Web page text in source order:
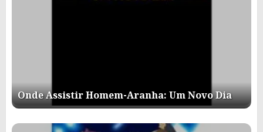
Onde Assistir Homem-Aranha: Um Novo Dia